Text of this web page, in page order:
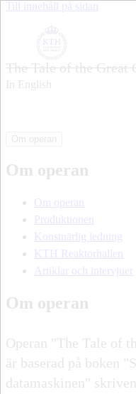
Till innehåll på sidan
The Tale of the Great
In English
Om operan
Om operan
Produktionen
Konstnärlig ledning
KTH Reaktorhallen
Artiklar och intervjuer
Om operan
Operan "The Tale of
är baserad på boken
datamaskinen"